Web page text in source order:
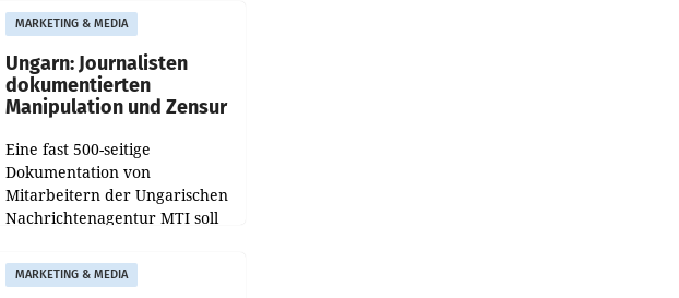
Optimierungsplattform
OtterlyAI. Damit baut die
Agentur ihr Leistungsportfolio
MARKETING & MEDIA
Ungarn: Journalisten
dokumentierten
Manipulation und Zensur
Eine fast 500-seitige
Dokumentation von
Mitarbeitern der Ungarischen
Nachrichtenagentur MTI soll
Manipulation und Zensur bei
der Agentur während der Zeit
MARKETING & MEDIA